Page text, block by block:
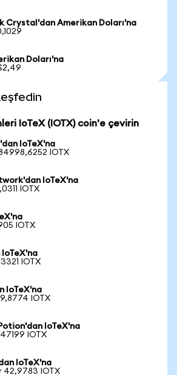
Crystal'dan Amerikan Doları'na
Doları'na
IoTeX (IOTX) coin'e çevirin
IoTeX'na
IOTX
IoTeX'na
IOTX
IOTX
IoTeX'na
IOTX
IoTeX'na
IOTX
IoTeX'na
IOTX
IoTeX'na
42,9783 IOTX